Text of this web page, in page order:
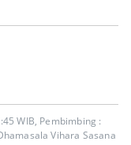
WIB, Pembimbing :
Vihara Sasana